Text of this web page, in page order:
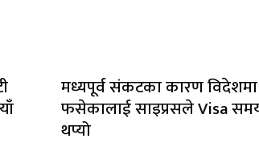
मध्यपूर्व संकटका कारण विदेशमा
फसेकालाई साइप्रसले Visa
थप्यो